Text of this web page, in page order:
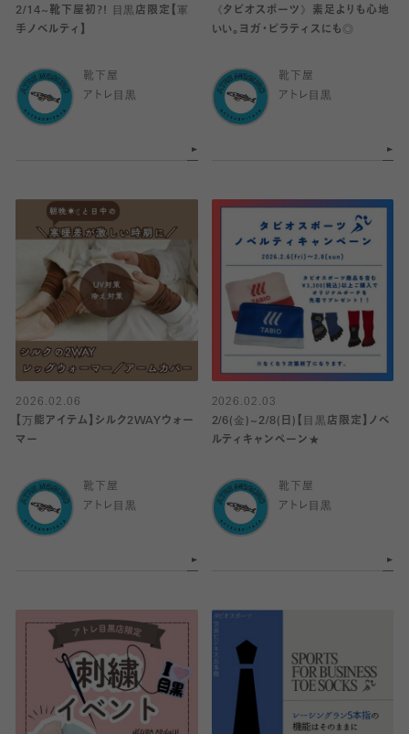
2/14~靴下屋初?! 目黒店限定【軍
手ノベルティ】
靴下屋
アトレ目黒
《タビオスポーツ》素足よりも心地
いい。ヨガ・ピラティスにも◎
靴下屋
アトレ目黒
2026.02.06
【万能アイテム】シルク2WAYウォー
マー
靴下屋
アトレ目黒
2026.02.03
2/6(金)~2/8(日)【目黒店限定】ノベ
ルティキャンペーン★
靴下屋
アトレ目黒